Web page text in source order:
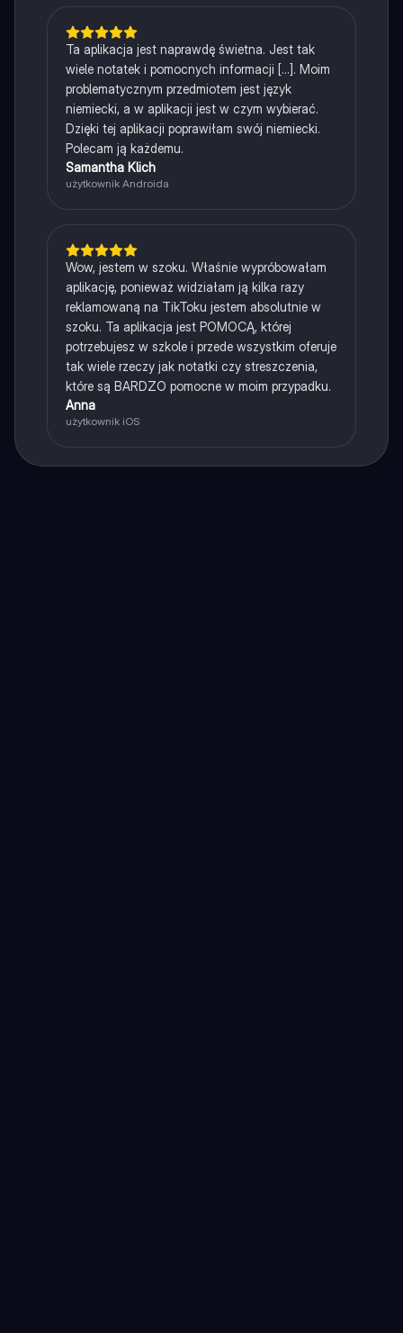
Ta aplikacja jest naprawdę świetna. Jest tak
wiele notatek i pomocnych informacji [...]. Moim
problematycznym przedmiotem jest język
niemiecki, a w aplikacji jest w czym wybierać.
Dzięki tej aplikacji poprawiłam swój niemiecki.
Polecam ją każdemu.
Samantha Klich
użytkownik Androida
Wow, jestem w szoku. Właśnie wypróbowałam
aplikację, ponieważ widziałam ją kilka razy
reklamowaną na TikToku jestem absolutnie w
szoku. Ta aplikacja jest POMOCĄ, której
potrzebujesz w szkole i przede wszystkim oferuje
tak wiele rzeczy jak notatki czy streszczenia,
które są BARDZO pomocne w moim przypadku.
Anna
użytkownik iOS